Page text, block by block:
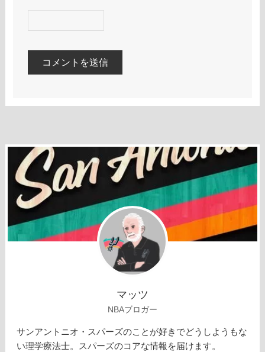
マッツ
NBAブロガー
サンアントニオ・スパーズのことが好きでどうしようもな
い理学療法士。スパーズのコアな情報を届けます。